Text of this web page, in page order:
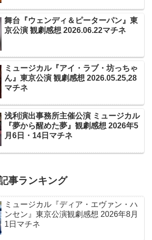
舞台『ウェンディ＆ピーターパン』東
京公演 観劇感想 2026.06.22マチネ
ミュージカル『アイ・ラブ・坊っちゃ
ん』東京公演 観劇感想 2026.05.25,28
マチネ
浅利演出事務所主催公演 ミュージカル
『夢から醒めた夢』観劇感想 2026年5
月6日・14日マチネ
事ランキング
ミュージカル『ディア・エヴァン・ハ
ンセン』東京公演観劇感想 2026年8月
1日マチネ